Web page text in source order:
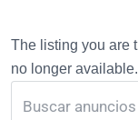
The listing you are
no longer available.